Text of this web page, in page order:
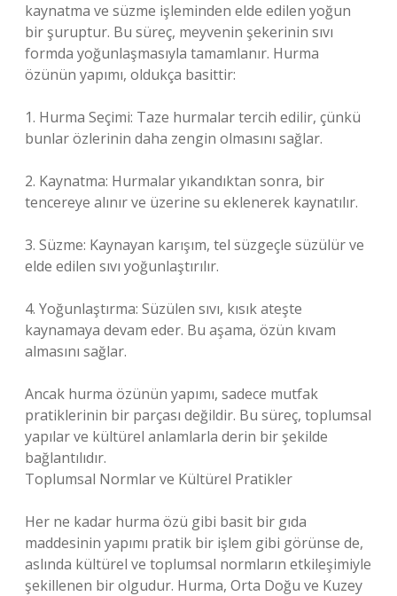
kaynatma ve süzme işleminden elde edilen yoğun
bir şuruptur. Bu süreç, meyvenin şekerinin sıvı
formda yoğunlaşmasıyla tamamlanır. Hurma
özünün yapımı, oldukça basittir:
1. Hurma Seçimi: Taze hurmalar tercih edilir, çünkü
bunlar özlerinin daha zengin olmasını sağlar.
2. Kaynatma: Hurmalar yıkandıktan sonra, bir
tencereye alınır ve üzerine su eklenerek kaynatılır.
3. Süzme: Kaynayan karışım, tel süzgeçle süzülür ve
elde edilen sıvı yoğunlaştırılır.
4. Yoğunlaştırma: Süzülen sıvı, kısık ateşte
kaynamaya devam eder. Bu aşama, özün kıvam
almasını sağlar.
Ancak hurma özünün yapımı, sadece mutfak
pratiklerinin bir parçası değildir. Bu süreç, toplumsal
yapılar ve kültürel anlamlarla derin bir şekilde
bağlantılıdır.
Toplumsal Normlar ve Kültürel Pratikler
Her ne kadar hurma özü gibi basit bir gıda
maddesinin yapımı pratik bir işlem gibi görünse de,
aslında kültürel ve toplumsal normların etkileşimiyle
şekillenen bir olgudur. Hurma, Orta Doğu ve Kuzey